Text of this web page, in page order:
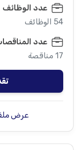
عدد الوظائف
54 الوظائف
عدد
17 مناقصة
عرض